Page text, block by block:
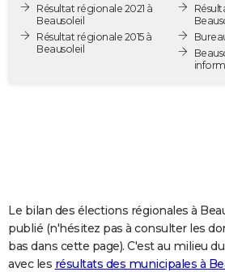
Destinations
City break
Voyage nature
Voyage de noces
Forum
PHOTO
GUIDES D'ACHAT
COPAINS D'AVANT
S'inscrire
Se connecter
Lycées
Collèges
Primaires
Universités
Entreprises
Service militaire
Avis de recherche
AVIS DE DÉCÈS
Résultat régionale 2021 à
Beausoleil
Résultat régionale 2015 à
Beausoleil
Le bilan des élections régionales à
publié (n'hésitez pas à consulter les
bas dans cette page). C'est au milieu
avec les résultats des municipales à